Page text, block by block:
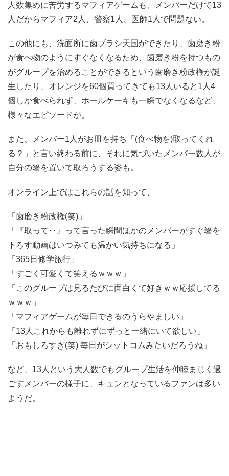
人数集めに苦労するマフィアゲームも、メンバーだけで13
人だからマフィア2人、警察1人、医師1人で問題ない。
この他にも、洗面所に歯ブラシ天国ができたり、歯磨き粉
が食べ物のようにすぐなくなるため、歯磨き粉を持つもの
がグループを治めることができるという歯磨き粉政権が誕
生したり、オレンジを60個買ってきても13人いると1人4
個しか食べられず、ホールケーキも一瞬でなくなるなど、
様々なエピソードが。
また、メンバー1人がお皿を持ち「(食べ物を)取ってくれ
る？」と言い終わる前に、それに気づいたメンバー数人が
自分の箸を置いて取ろうする姿も。
オンライン上ではこれらの話を知って、
「歯磨き粉政権(笑)」
「『取って‥』って言った瞬間ほかのメンバーがすぐ箸を
下ろす動画はいつみても温かい気持ちになる」
「365日修学旅行」
「すごく可愛くて笑えるｗｗｗ」
「このグループは見るたびに面白くて好きｗｗ応援してる
ｗｗｗ」
「マフィアゲームが毎日できるのうらやましい」
「13人これからも離れずにずっと一緒にいて欲しい」
「おもしろすぎ(笑) 毎日がシットコムみたいだろうね」
など、13人という大人数でもグループ生活を仲睦まじく過
ごすメンバーの様子に、キュンとなっているファンは多い
ようだ。